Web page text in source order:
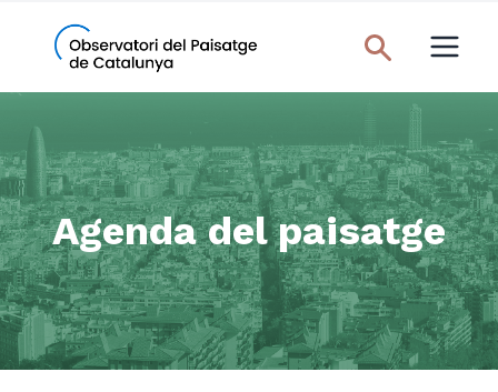
Agenda del paisatge